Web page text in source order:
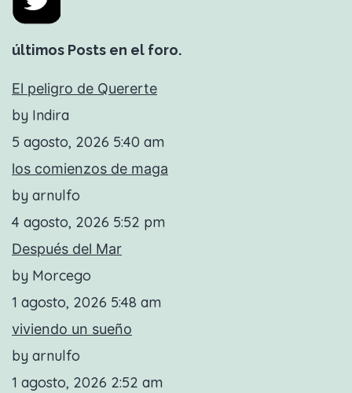
últimos Posts en el foro.
El peligro de Quererte
by Indira
5 agosto, 2026 5:40 am
los comienzos de maga
by arnulfo
4 agosto, 2026 5:52 pm
Después del Mar
by Morcego
1 agosto, 2026 5:48 am
viviendo un sueño
by arnulfo
1 agosto, 2026 2:52 am